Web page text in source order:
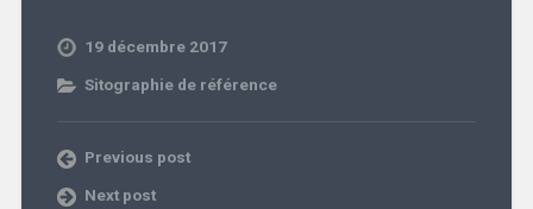
19 décembre 2017
Sitographie de référence
Previous post
Next post